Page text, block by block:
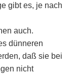
gibt es, je nach
auch.
dünneren
daß sie bei
nicht